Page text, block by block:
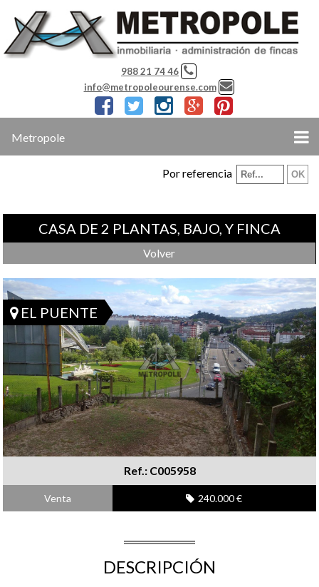
988 21 74 46
info@metropoleourense.com
Metropole
Por referencia
CASA DE 2 PLANTAS, BAJO, Y FINCA
Volver
EL PUENTE
Ref.: C005958
Venta 240.000 €
DESCRIPCIÓN